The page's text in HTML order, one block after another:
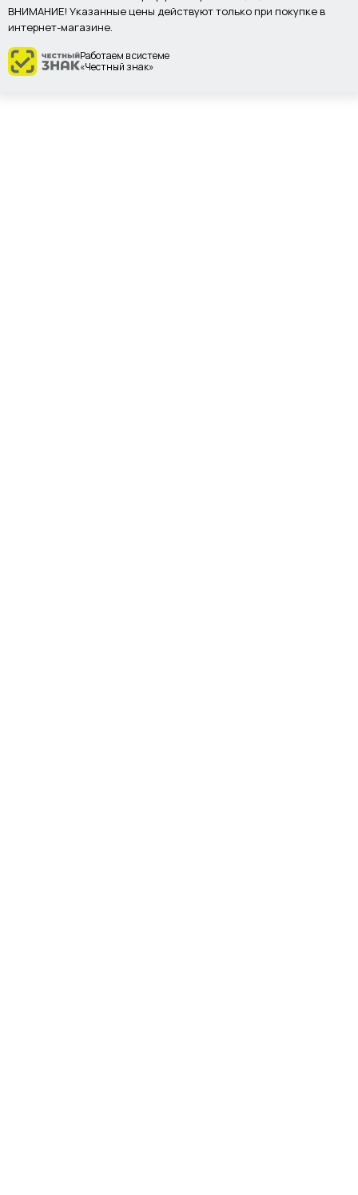
ВНИМАНИЕ! Указанные цены действуют только при покупке в
интернет-магазине.
Работаем в системе
«Честный знак»